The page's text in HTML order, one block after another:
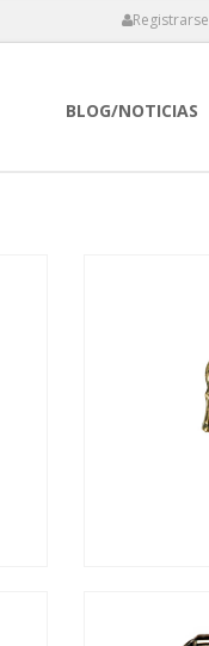
Registrarse
BLOG/NOTICIAS